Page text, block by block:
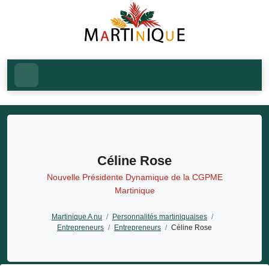
Céline Rose
Nouvelle Présidente Dynamique de la CGPME
Martinique
Martinique A nu / Personnalités martiniquaises /
Entrepreneurs / Entrepreneurs / Céline Rose